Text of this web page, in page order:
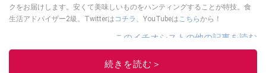
クをお届けします。安くて美味しいものをハンティングすることが特技。食
生活アドバイザー2級。Twitterは コチラ 、YouTubeはこちらから！
このイチオシストの他の記事を読む
続きを読む＞